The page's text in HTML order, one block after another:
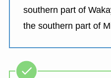
southern part of
the southern part of